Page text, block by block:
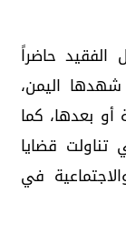
حاضراً
اليمن،
بعدها، كما
تناولت قضايا
في